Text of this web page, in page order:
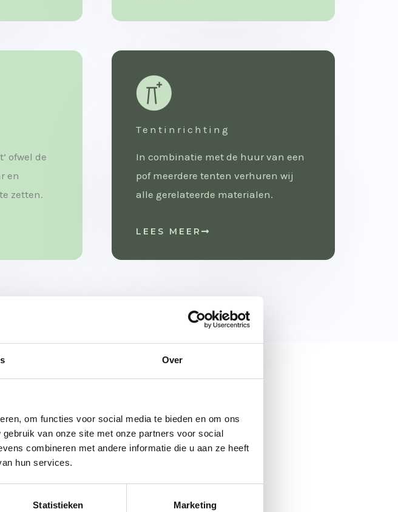
Over
om functies voor social media te bieden en om ons
van onze site met onze partners voor social
combineren met andere informatie die u aan ze heeft
hun services.
Statistieken Marketing
ofwel de
en
zetten.
Tentinrichting
In combinatie met de huur van een
pof meerdere tenten verhuren wij
alle gerelateerde materialen.
LEES MEER
hij ruim 33 jaar geleden begon met enkele
voor uw evenementen, groot en klein. Onze